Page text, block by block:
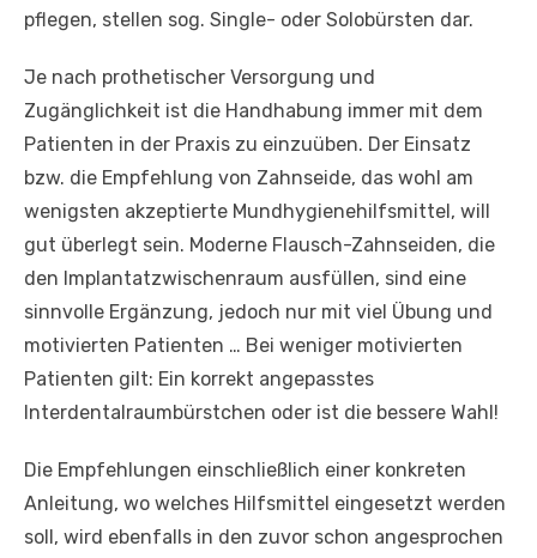
pflegen, stellen sog. Single- oder Solobürsten dar.
Je nach prothetischer Versorgung und
Zugänglichkeit ist die Handhabung immer mit dem
Patienten in der Praxis zu einzuüben. Der Einsatz
bzw. die Empfehlung von Zahnseide, das wohl am
wenigsten akzeptierte Mundhygienehilfsmittel, will
gut überlegt sein. Moderne Flausch-Zahnseiden, die
den Implantatzwischenraum ausfüllen, sind eine
sinnvolle Ergänzung, jedoch nur mit viel Übung und
motivierten Patienten … Bei weniger motivierten
Patienten gilt: Ein korrekt angepasstes
Interdentalraumbürstchen oder ist die bessere Wahl!
Die Empfehlungen einschließlich einer konkreten
Anleitung, wo welches Hilfsmittel eingesetzt werden
soll, wird ebenfalls in den zuvor schon angesprochen